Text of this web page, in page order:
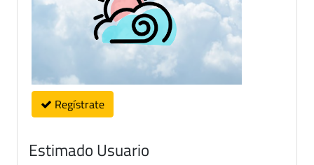
Regístrate
Estimado Usuario